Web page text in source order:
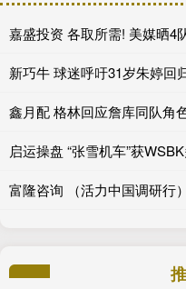
启运操盘 “张雪机车”获